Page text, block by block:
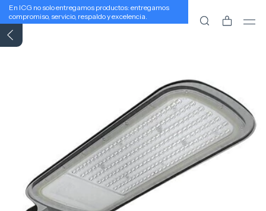
En ICG no solo entregamos productos: entregamos
compromiso, servicio, respaldo y excelencia.